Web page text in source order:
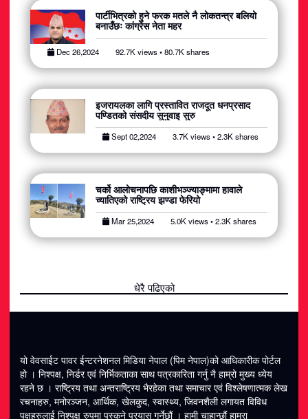
पार्टीभित्रको हुने फरक मतले नै लोकतन्त्र बलियो
बनाउँछः कांग्रेस नेता महर
Dec 26,2024 92.7K views • 80.7K shares
इजरायलका लागि प्रस्तावित राजदूत धनप्रसाद
पण्डितको संसदीय सुनुवाइ सुरु
Sept 02,2024 3.7K views • 2.3K shares
चर्को आलोचनापछि काशीभञ्ज्याङ्मामा हावाले
च्यातिएको राष्ट्रिय झण्डा फेरियो
Mar 25,2024 5.0K views • 2.3K shares
धेरै पढिएको
यो वेवसाईट पावर ईन्टरनेशनल मिडिया नेपाल (पिम नेपाल)को आधिकारीक पोर्टल
हो । निश्पक्ष, निर्डर एवं निर्भिकताका साथ पत्रकारिता गर्नु नै हाम्रो मुख्य ध्येय
रहने छ । राष्ट्रिय तथा अन्तराष्ट्रिय भैरहेका तथा समाचार एवं विश्लेषणात्मक लेख
रचनाहरु, मनोरञ्जन, आर्थिक, खेलकुद, स्वास्थ्य, जिवनशैली लगायत विविध
पक्षहरुलाई निश्पक्ष रुपमा पस्कने प्रयास गर्नेछौं । हामी चाहान्छौं हाम्रा